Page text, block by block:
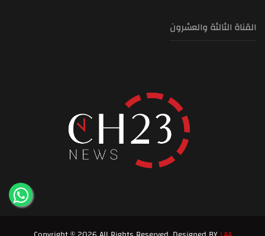
القناة الثالثة والعشرون